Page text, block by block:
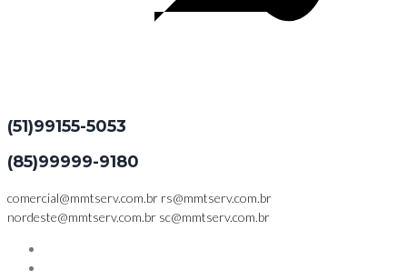
(51)99155-5053
(85)99999-9180
comercial@mmtserv.com.br rs@mmtserv.com.br
nordeste@mmtserv.com.br sc@mmtserv.com.br